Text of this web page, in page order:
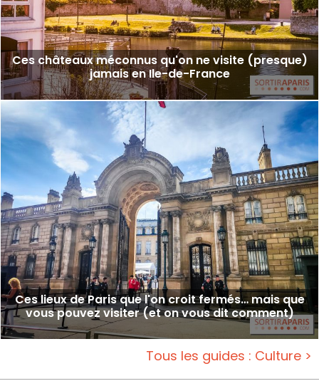
Ces châteaux méconnus qu'on ne visite (presque)
jamais en Ile-de-France
Ces lieux de Paris que l'on croit fermés… mais que
vous pouvez visiter (et on vous dit comment)
Tous les guides : Culture >